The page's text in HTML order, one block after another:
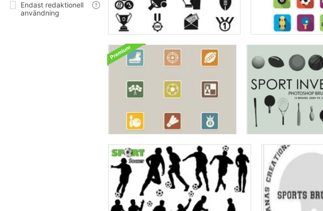
Endast redaktionell
användning